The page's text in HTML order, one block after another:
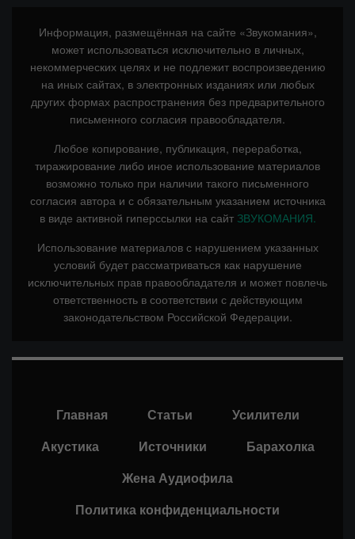
Информация, размещённая на сайте «Звукомания»,
может использоваться исключительно в личных,
некоммерческих целях и не подлежит воспроизведению
на иных сайтах, в электронных изданиях или любых
других формах распространения без предварительного
письменного согласия правообладателя.
Любое копирование, публикация, переработка,
тиражирование либо иное использование материалов
возможно только при наличии такого письменного
согласия автора и с обязательным указанием источника
в виде активной гиперссылки на сайт ЗВУКОМАНИЯ.
Использование материалов с нарушением указанных
условий будет рассматриваться как нарушение
исключительных прав правообладателя и может повлечь
ответственность в соответствии с действующим
законодательством Российской Федерации.
Главная Статьи
Усилители
Акустика
Источники
Барахолка
Жена Аудиофила
Политика конфиденциальности